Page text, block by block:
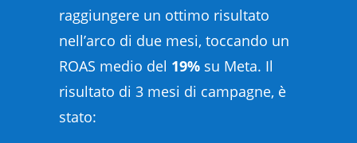
raggiungere un ottimo risultato
nell’arco di due mesi, toccando un
ROAS medio del 19%su Meta. Il
risultato di 3 mesi di campagne, è
stato: